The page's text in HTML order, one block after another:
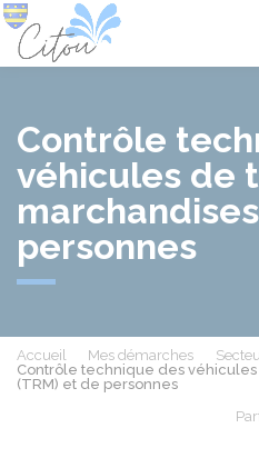
Contrôle
véhicules de
personnes
Accueil Mes démarches
Contrôle technique des
(TRM) et de personnes